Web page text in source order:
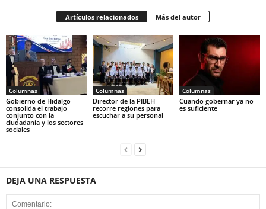
Artículos relacionados Más del autor
Columnas
Gobierno de Hidalgo
consolida el trabajo
conjunto con la
ciudadanía y los sectores
sociales
Columnas
Director de la PIBEH
recorre regiones para
escuchar a su personal
Columnas
Cuando gobernar ya no
es suficiente
DEJA UNA RESPUESTA